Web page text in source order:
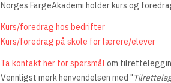
Norges FargeAkademi holder kurs og
Kurs/foredrag hos bedrifter
Kurs/foredrag på skole for lærere/elever
Ta kontakt her for spørsmålom
Vennligst merk henvendelsen med "